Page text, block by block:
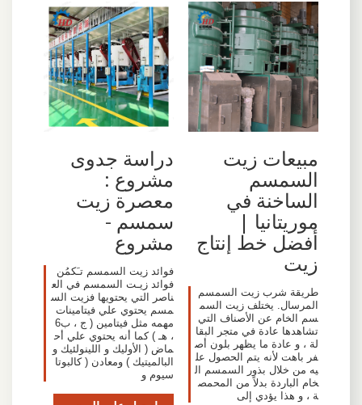
مبيعات زيت
السمسم
الساخنة في
موريتانيا |
أفضل خط إنتاج
زيت
طريقة شرب زيت السمسم
المرسال. يختلف زيت السم
سم الخام عن الأصناف التي
تشاهدها عادة في متجر البقا
لة ، و عادة ما يظهر بلون أص
فر باهت لأنه يتم الحصول عل
يه من خلال بذور السمسم ال
خام الباردة بدلاً من المحمص
ة ، و هذا يؤدي إلى
دراسة جدوى
مشروع :
معصرة زيت
سمسم -
مشروع
فوائد زيت السمسم تـَكمُن
فوائد زيـت السمسم في الع
ناصر التي يحتويها فزيت الس
مسم يحتوي علي فيتامينات
مهمه مثل فيتامين ( ج ، ب6
، هـ ) كما أنه يحتوي علي أح
ماض ( الأوليك و اللينولئيك و
البالميتيك ) ومعادن ( كالبوتا
سيوم و